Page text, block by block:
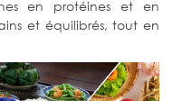
en protéines et en
et équilibrés, tout en